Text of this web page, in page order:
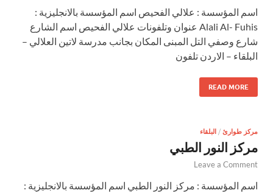
اسم المؤسسة : علالي الفحيص اسم المؤسسة بالانجليزية :
Alali Al- Fuhis عنوان وتلفونات علالي الفحيص اسم الشارع
شارع وصفي التل المبنى المكان بجانب مدرسة لاتين العلالي –
البلقاء – الاردن تلفون
READ MORE
مركز طوارئ / البلقاء
مركز النور الطبي
Leave a Comment
اسم المؤسسة : مركز النور الطبي اسم المؤسسة بالانجليزية :